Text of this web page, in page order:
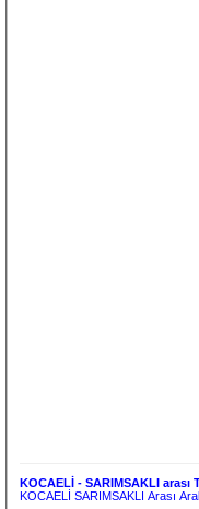
KOCAELİ - SARIMSAKLI
KOCAELİ SARIMSAKLI Arası